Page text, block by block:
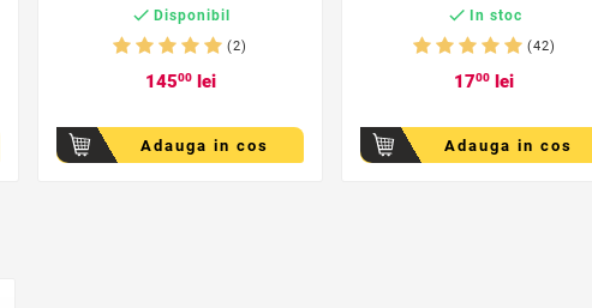
 Disponibil
(2)
14500lei
Adauga in cos
 In stoc
(42)
1700 lei
Adauga in cos